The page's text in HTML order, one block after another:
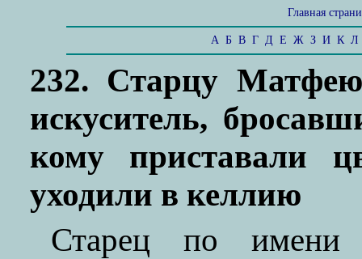
Главная
А Б В Г Д Е Ж З И К Л
232. Старцу
искуситель,
кому приставали
уходили в келлию
Старец по имени